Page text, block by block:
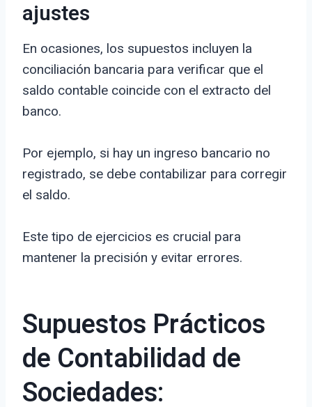
ajustes
En ocasiones, los supuestos incluyen la
conciliación bancaria para verificar que el
saldo contable coincide con el extracto del
banco.
Por ejemplo, si hay un ingreso bancario no
registrado, se debe contabilizar para corregir
el saldo.
Este tipo de ejercicios es crucial para
mantener la precisión y evitar errores.
Supuestos Prácticos
de Contabilidad de
Sociedades: